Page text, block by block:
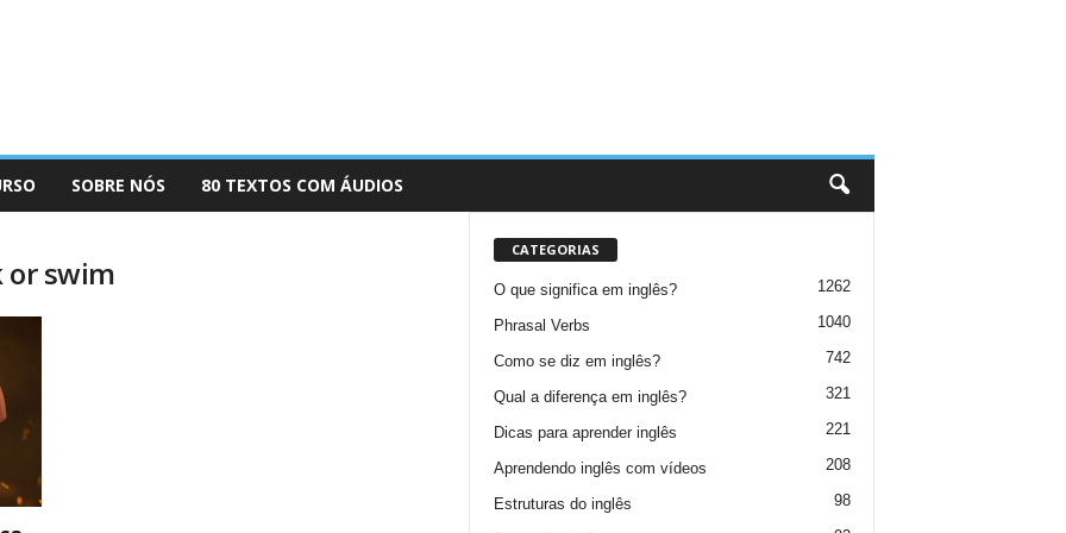
SOBRE NÓS 80 TEXTOS COM ÁUDIOS
or swim
CATEGORIAS
O que significa em inglês? 1262
Phrasal Verbs 1040
Como se diz em inglês? 742
Qual a diferença em inglês? 321
Dicas para aprender inglês 221
Aprendendo inglês com vídeos 208
Estruturas do inglês 98